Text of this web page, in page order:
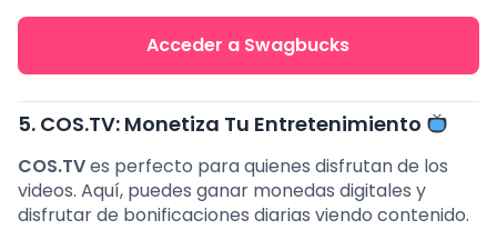
Acceder a Swagbucks
5. COS.TV: Monetiza Tu Entretenimiento
COS.TVes perfecto para quienes disfrutan de los
videos. Aquí, puedes ganar monedas digitales y
disfrutar de bonificaciones diarias viendo contenido.